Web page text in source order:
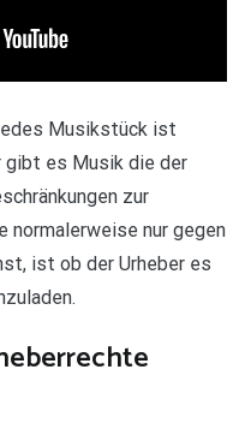
Musikstück ist
gibt es Musik die der
zur
normalerweise nur gegen
ist ob der Urheber es